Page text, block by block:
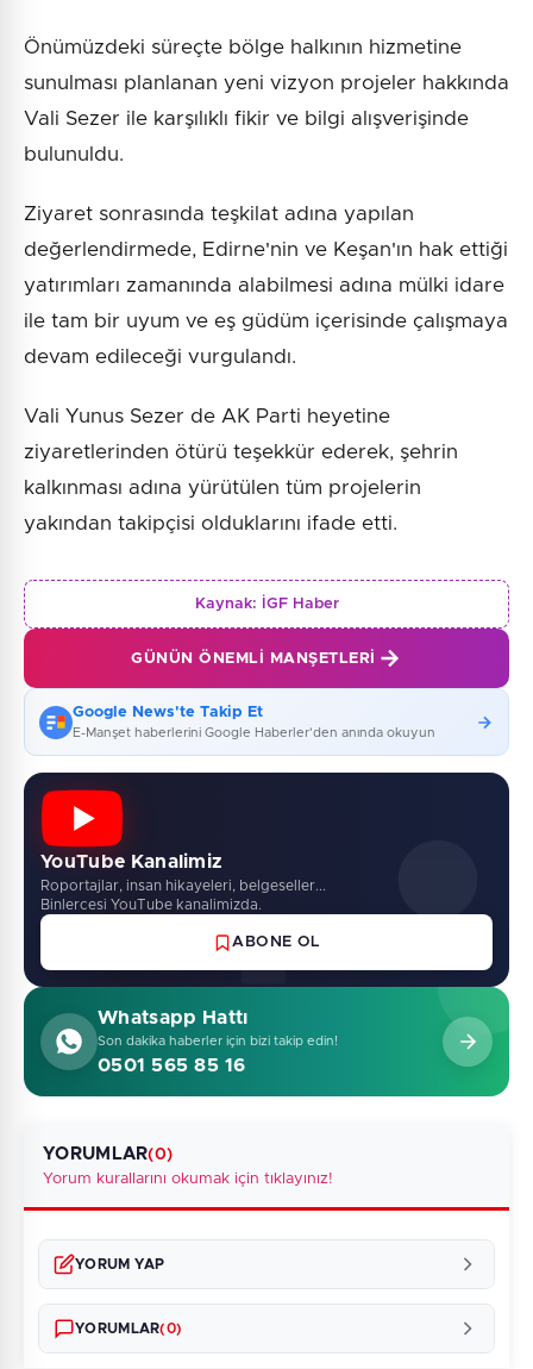
Önümüzdeki süreçte bölge halkının hizmetine
sunulması planlanan yeni vizyon projeler hakkında
Vali Sezer ile karşılıklı fikir ve bilgi alışverişinde
bulunuldu.
Ziyaret sonrasında teşkilat adına yapılan
değerlendirmede, Edirne'nin ve Keşan'ın hak ettiği
yatırımları zamanında alabilmesi adına mülki idare
ile tam bir uyum ve eş güdüm içerisinde çalışmaya
devam edileceği vurgulandı.
Vali Yunus Sezer de AK Parti heyetine
ziyaretlerinden ötürü teşekkür ederek, şehrin
kalkınması adına yürütülen tüm projelerin
yakından takipçisi olduklarını ifade etti.
Kaynak: İGF Haber
GÜNÜN ÖNEMLI MANŞETLERI
Google News'te Takip Et
E-Manşet haberlerini Google Haberler'den anında okuyun
YouTube Kanalimiz
Roportajlar, insan hikayeleri, belgeseller...
Binlercesi YouTube kanalimizda.
ABONE OL
Whatsapp Hattı
Son dakika haberler için bizi takip edin!
0501 565 85 16
YORUMLAR(0)
Yorum kurallarını okumak için tıklayınız!
YORUM YAP
YORUMLAR(0)